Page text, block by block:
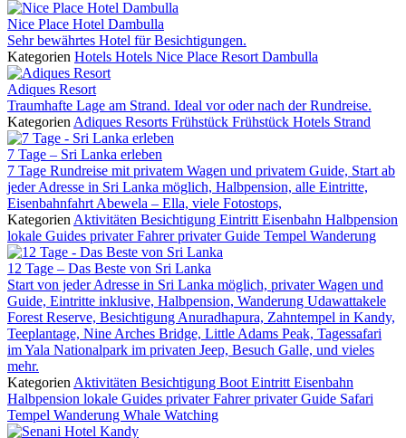
Nice Place Hotel Dambulla
Sehr bewährtes Hotel für Besichtigungen.
Kategorien Hotels Hotels Nice Place Resort Dambulla
Adiques Resort
Traumhafte Lage am Strand. Ideal vor oder nach der Rundreise.
Kategorien Adiques Resorts Frühstück Frühstück Hotels Strand
7 Tage – Sri Lanka erleben
7 Tage Rundreise mit privatem Wagen und privatem Guide, Start ab
jeder Adresse in Sri Lanka möglich, Halbpension, alle Eintritte,
Eisenbahnfahrt Abewela – Ella, viele Fotostops,
Kategorien Aktivitäten Besichtigung Eintritt Eisenbahn Halbpension
lokale Guides privater Fahrerprivater Guide Tempel Wanderung
12 Tage – Das Beste von Sri Lanka
Start von jeder Adresse in Sri Lanka möglich, privater Wagen und
Guide, Eintritte inklusive, Halbpension, Wanderung Udawattakele
Forest Reserve, Besichtigung Anuradhapura, Zahntempel in Kandy,
Teeplantage, Nine Arches Bridge, Little Adams Peak, Tagessafari
im Yala Nationalpark im privaten Jeep, Besuch Galle, und vieles
mehr.
Kategorien Aktivitäten Besichtigung Boot Eintritt Eisenbahn
Halbpension lokale Guides privater Fahrerprivater Guide Safari
Tempel Wanderung Whale Watching